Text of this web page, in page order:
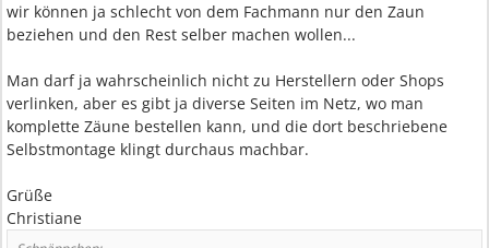
wir können ja schlecht von dem Fachmann nur den Zaun
beziehen und den Rest selber machen wollen...
Man darf ja wahrscheinlich nicht zu Herstellern oder Shops
verlinken, aber es gibt ja diverse Seiten im Netz, wo man
komplette Zäune bestellen kann, und die dort beschriebene
Selbstmontage klingt durchaus machbar.
Grüße
Christiane